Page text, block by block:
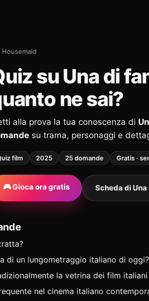
su Una di
ne sai?
alla prova la tua conoscenza di
su trama, personaggi e
film 2025 25 domande Gratis ·
🎮 Gioca ora gratis Scheda di
di un lungometraggio italiano di oggi?
la vetrina dei film
nel cinema italiano